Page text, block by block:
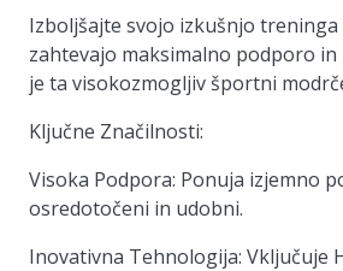
Izboljšajte svojo izkušnjo treninga
zahtevajo maksimalno podporo
je ta visokozmogljiv športni
Ključne Značilnosti:
Visoka Podpora: Ponuja izjemno
osredotočeni in udobni.
Inovativna Tehnologija: Vključuje